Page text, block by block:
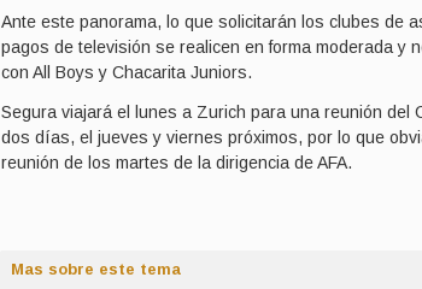
Ante este panorama, lo que solicitarán los clubes de
pagos de televisión se realicen en forma moderada y
con All Boys y Chacarita Juniors.
Segura viajará el lunes a Zurich para una reunión del
dos días, el jueves y viernes próximos, por lo que
reunión de los martes de la dirigencia de AFA.
Mas sobre este tema